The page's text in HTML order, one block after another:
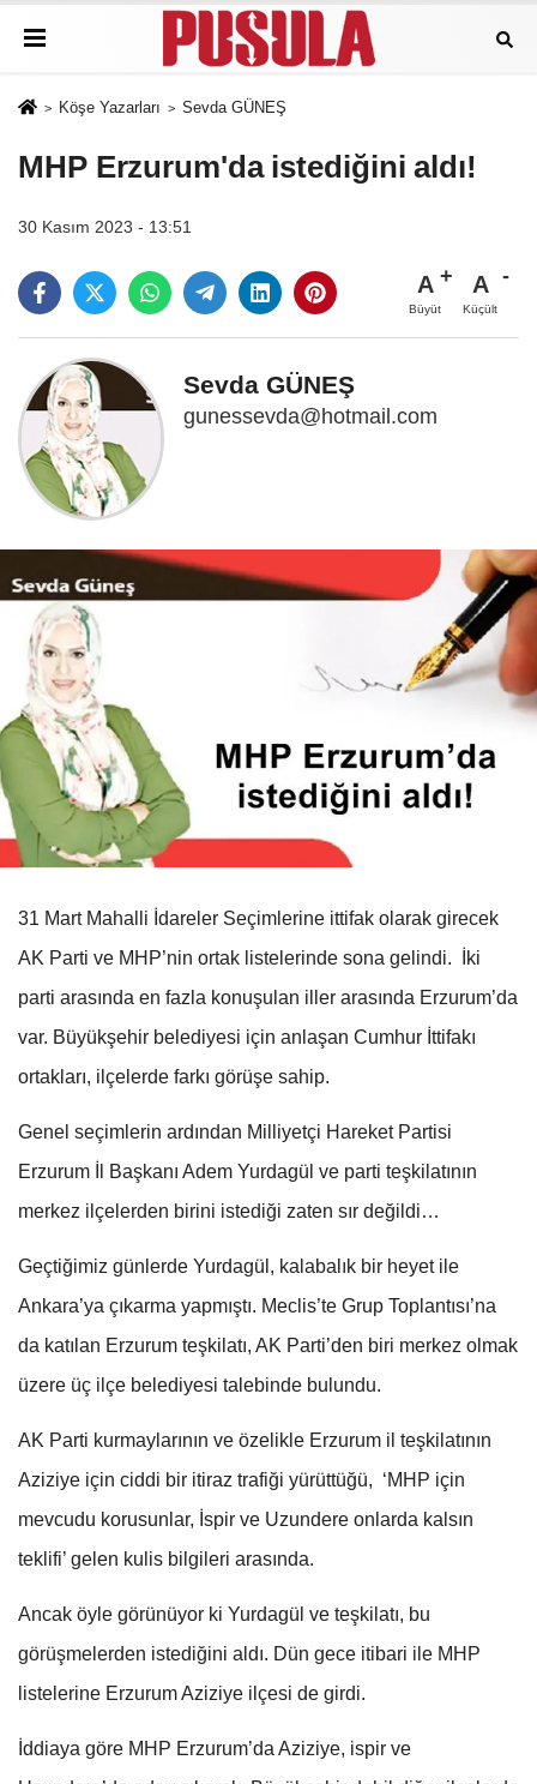
Köşe Yazarları Sevda GÜNEŞ
MHP Erzurum'da istediğini aldı!
30 Kasım 2023 - 13:51
A
Büyüt
A
Küçült
Sevda GÜNEŞ
gunessevda@hotmail.com
31 Mart Mahalli İdareler Seçimlerine ittifak olarak girecek
AK Parti ve MHP’nin ortak listelerinde sona gelindi. İki
parti arasında en fazla konuşulan iller arasında Erzurum’da
var. Büyükşehir belediyesi için anlaşan Cumhur İttifakı
ortakları, ilçelerde farkı görüşe sahip.
Genel seçimlerin ardından Milliyetçi Hareket Partisi
Erzurum İl Başkanı Adem Yurdagül ve parti teşkilatının
merkez ilçelerden birini istediği zaten sır değildi…
Geçtiğimiz günlerde Yurdagül, kalabalık bir heyet ile
Ankara’ya çıkarma yapmıştı. Meclis’te Grup Toplantısı’na
da katılan Erzurum teşkilatı, AK Parti’den biri merkez olmak
üzere üç ilçe belediyesi talebinde bulundu.
AK Parti kurmaylarının ve özelikle Erzurum il teşkilatının
Aziziye için ciddi bir itiraz trafiği yürüttüğü, ‘MHP için
mevcudu korusunlar, İspir ve Uzundere onlarda kalsın
teklifi’ gelen kulis bilgileri arasında.
Ancak öyle görünüyor ki Yurdagül ve teşkilatı, bu
görüşmelerden istediğini aldı. Dün gece itibari ile MHP
listelerine Erzurum Aziziye ilçesi de girdi.
İddiaya göre MHP Erzurum’da Aziziye, ispir ve